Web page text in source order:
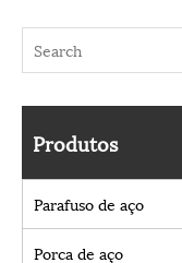
Produtos
Parafuso de aço
Porca de aço